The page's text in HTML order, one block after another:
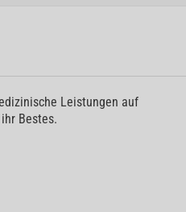
Leistungen auf
Bestes.